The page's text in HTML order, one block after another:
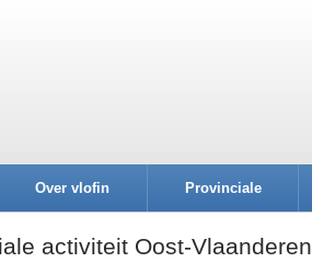
Over vlofin Provinciale
afdelingen
activiteit Oost-Vlaanderen